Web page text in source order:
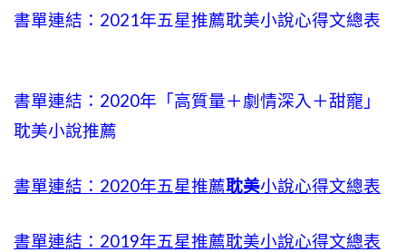
書單連結：2021年五星推薦耽美小說心得文總表
書單連結：2020年「高質量＋劇情深入＋甜寵」
耽美小說推薦
書單連結：2020年五星推薦耽美小說心得文總表
書單連結：2019年五星推薦耽美小說心得文總表